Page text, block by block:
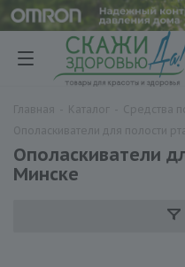
Ополаскиватели
Минске